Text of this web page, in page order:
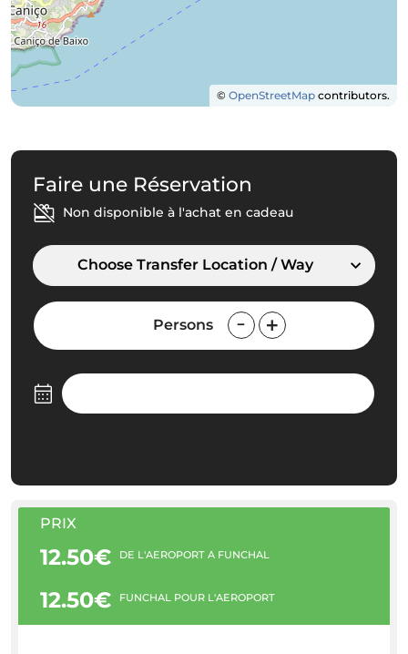
© OpenStreetMap contributors.
Faire une Réservation
Non disponible à l'achat en cadeau
Choose Transfer Location / Way
Persons
PRIX
12.50€ DE L'AÉROPORT À FUNCHAL
12.50€ FUNCHAL POUR L'AÉROPORT